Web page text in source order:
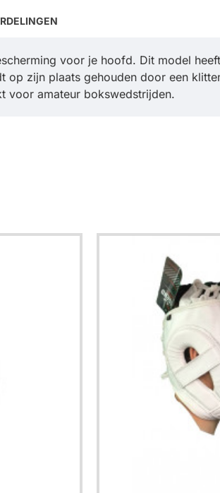
voor je hoofd. Dit model
zijn plaats gehouden door een
voor amateur bokswedstrijden.